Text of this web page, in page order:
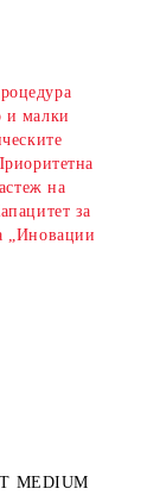
и малки
на
за
„Иновации
MEDIUM